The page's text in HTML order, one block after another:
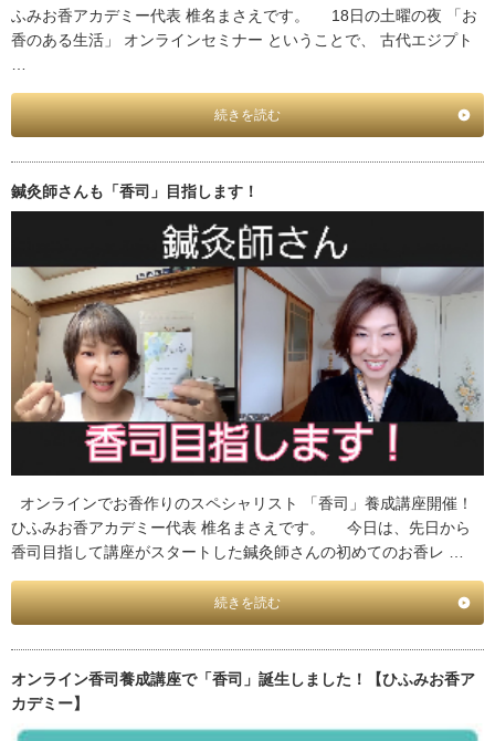
ふみお香アカデミー代表 椎名まさえです。 18日の土曜の夜 「お
香のある生活」 オンラインセミナー ということで、 古代エジプト
続きを読む
鍼灸師さんも「香司」目指します！
オンラインでお香作りのスペシャリスト 「香司」養成講座開催！
ひふみお香アカデミー代表 椎名まさえです。 今日は、先日から
香司目指して講座がスタートした鍼灸師さんの初めてのお香レ …
続きを読む
オンライン香司養成講座で「香司」誕生しました！【ひふみお香ア
カデミー】